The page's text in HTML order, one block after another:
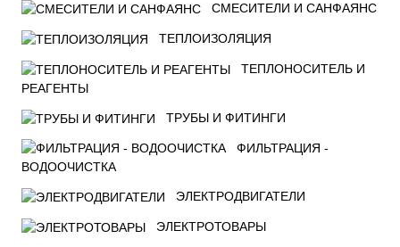
СМЕСИТЕЛИ И САНФАЯНС
ТЕПЛОИЗОЛЯЦИЯ
ТЕПЛОНОСИТЕЛЬ И
РЕАГЕНТЫ
ТРУБЫ И ФИТИНГИ
ФИЛЬТРАЦИЯ -
ВОДООЧИСТКА
ЭЛЕКТРОДВИГАТЕЛИ
ЭЛЕКТРОТОВАРЫ